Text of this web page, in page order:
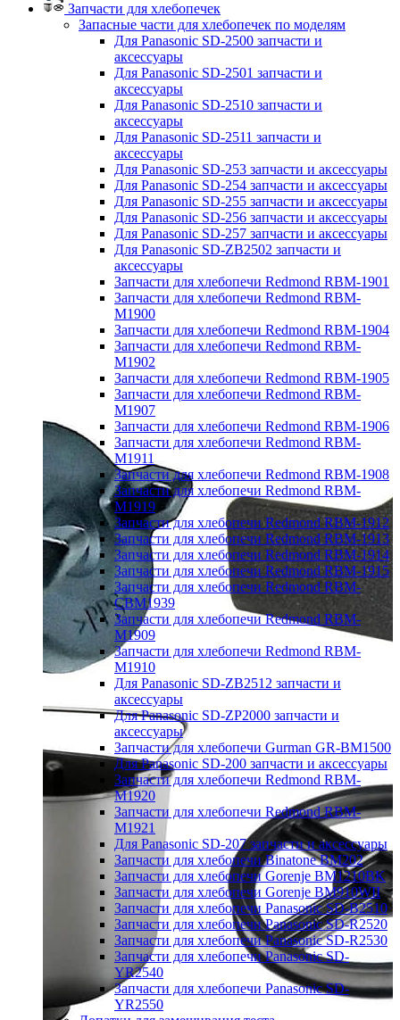
Запчасти для хлебопечек
Запасные части для хлебопечек по моделям
Для Panasonic SD-2500 запчасти и
аксессуары
Для Panasonic SD-2501 запчасти и
аксессуары
Для Panasonic SD-2510 запчасти и
аксессуары
Для Panasonic SD-2511 запчасти и
аксессуары
Для Panasonic SD-253 запчасти и аксессуары
Для Panasonic SD-254 запчасти и аксессуары
Для Panasonic SD-255 запчасти и аксессуары
Для Panasonic SD-256 запчасти и аксессуары
Для Panasonic SD-257 запчасти и аксессуары
Для Panasonic SD-ZB2502 запчасти и
аксессуары
Запчасти для хлебопечи Redmond RBM-1901
Запчасти для хлебопечи Redmond RBM-
M1900
Запчасти для хлебопечи Redmond RBM-1904
Запчасти для хлебопечи Redmond RBM-
M1902
Запчасти для хлебопечи Redmond RBM-1905
Запчасти для хлебопечи Redmond RBM-
M1907
Запчасти для хлебопечи Redmond RBM-1906
Запчасти для хлебопечи Redmond RBM-
M1911
Запчасти для хлебопечи Redmond RBM-1908
Запчасти для хлебопечи Redmond RBM-
M1919
Запчасти для хлебопечи Redmond RBM-1912
Запчасти для хлебопечи Redmond RBM-1913
Запчасти для хлебопечи Redmond RBM-1914
Запчасти для хлебопечи Redmond RBM-1915
Запчасти для хлебопечи Redmond RBM-
CBM1939
Запчасти для хлебопечи Redmond RBM-
M1909
Запчасти для хлебопечи Redmond RBM-
M1910
Для Panasonic SD-ZB2512 запчасти и
аксессуары
Для Panasonic SD-ZP2000 запчасти и
аксессуары
Запчасти для хлебопечи Gurman GR-BM1500
Для Panasonic SD-200 запчасти и аксессуары
Запчасти для хлебопечи Redmond RBM-
M1920
Запчасти для хлебопечи Redmond RBM-
M1921
Для Panasonic SD-207 запчасти и аксессуары
Запчасти для хлебопечи Binatone BM202
Запчасти для хлебопечи Gorenje BM1210BK
Запчасти для хлебопечи Gorenje BM910WII
Запчасти для хлебопечи Panasonic SD-B2510
Запчасти для хлебопечи Panasonic SD-R2520
Запчасти для хлебопечи Panasonic SD-R2530
Запчасти для хлебопечи Panasonic SD-
YR2540
Запчасти для хлебопечи Panasonic SD-
YR2550